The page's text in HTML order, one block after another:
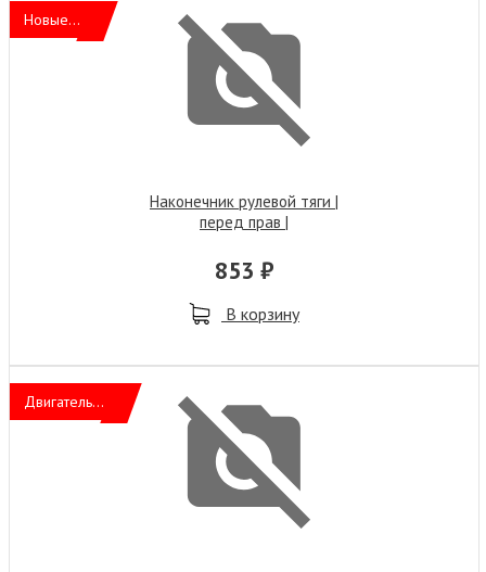
Новые...
Наконечник рулевой тяги |
перед прав |
853 ₽
В корзину
Двигатель...